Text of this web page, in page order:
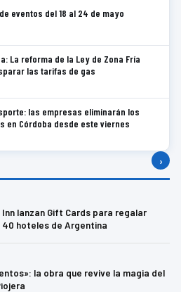
eventos del 18 al 24 de mayo
La reforma de la Ley de Zona Fría
las tarifas de gas
las empresas eliminarán los
en Córdoba desde este viernes
›
lanzan Gift Cards para regalar
hoteles de Argentina
la obra que revive la magia del